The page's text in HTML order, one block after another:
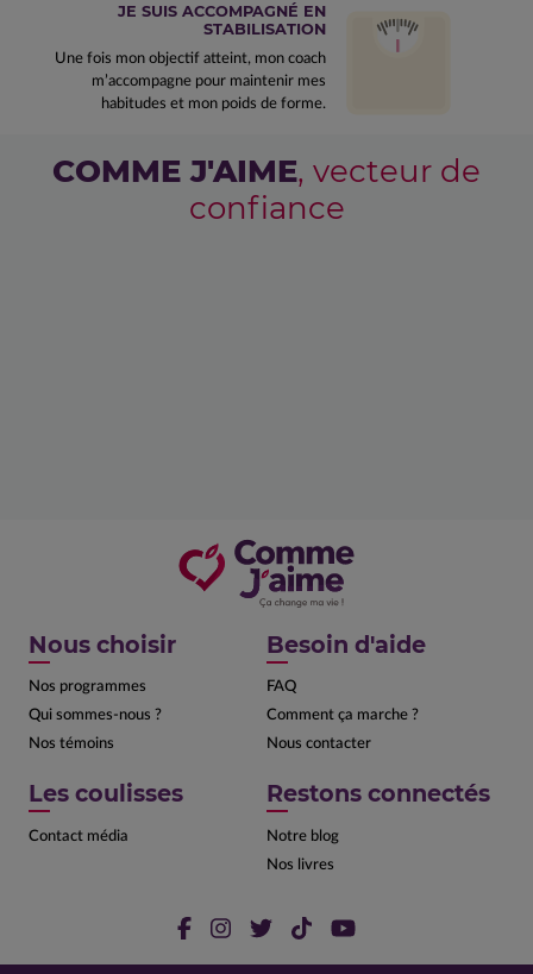
JE SUIS ACCOMPAGNÉ EN
STABILISATION
Une fois mon objectif atteint, mon coach
m’accompagne pour maintenir mes
habitudes et mon poids de forme.
COMME J'AIME, vecteur de
confiance
Nous choisir
Nos programmes
Qui sommes-nous ?
Nos témoins
Besoin d'aide
FAQ
Comment ça marche ?
Nous contacter
Les coulisses
Contact média
Restons connectés
Notre blog
Nos livres